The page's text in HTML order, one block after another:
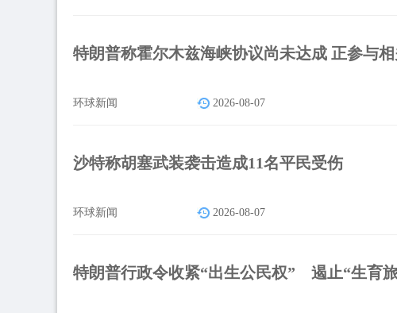
特朗普称霍尔木兹海峡协议尚未达成 正参与相
环球新闻 2026-08-07
沙特称胡塞武装袭击造成11名平民受伤
环球新闻 2026-08-07
特朗普行政令收紧“出生公民权” 遏止“生育